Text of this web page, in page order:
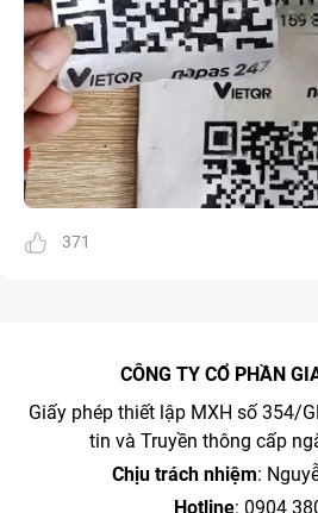
371
CÔNG TY CỔ PHẦN
Giấy phép thiết lập MXH số 354/
tin và Truyền thông cấp
Chịu trách nhiệm:
Hotline: 0904